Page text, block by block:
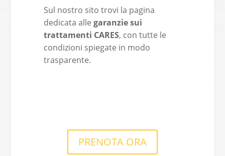
Sul nostro sito trovi la pagina
dedicata alle garanzie sui
trattamenti CARES, con tutte le
condizioni spiegate in modo
trasparente.
PRENOTA ORA